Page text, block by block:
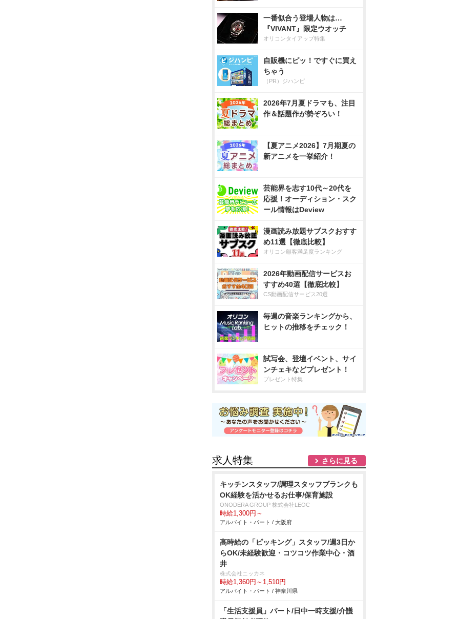
一番似合う登場人物は…
『VIVANT』限定ウオッチ
オリコンタイアップ特集
自販機にピッ！ですぐに買え
ちゃう
（PR）ジハンピ
2026年7月夏ドラマも、注目
作＆話題作が勢ぞろい！
【夏アニメ2026】7月期夏の
新アニメを一挙紹介！
芸能界を志す10代～20代を
応援！オーディション・スク
ール情報はDeview
漫画読み放題サブスクおすす
め11選【徹底比較】
オリコン顧客満足度ランキング
2026年動画配信サービスお
すすめ40選【徹底比較】
CS動画配信サービス20選
毎週の音楽ランキングから、
ヒットの推移をチェック！
試写会、登壇イベント、サイ
ンチェキなどプレゼント！
プレゼント特集
求人特集 さらに見る
キッチンスタッフ/調理スタッフブランクも
OK経験を活かせるお仕事/保育施設
ONODERA GROUP 株式会社LEOC
時給1,300円～
アルバイト・パート / 大阪府
高時給の「ピッキング」スタッフ/週3日か
らOK/未経験歓迎・コツコツ作業中心・酒
井
株式会社ニッカネ
時給1,360円～1,510円
アルバイト・パート / 神奈川県
「生活支援員」パート/日中一時支援/介護